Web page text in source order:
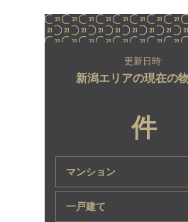
更新日時:
新潟エリアの現在の
件
マンション
一戸建て